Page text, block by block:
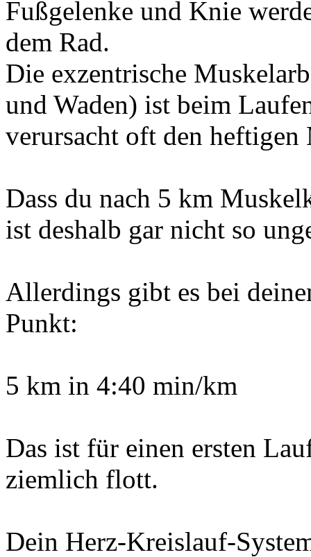
Fußgelenke und Knie
dem Rad.
Die exzentrische
und Waden) ist beim
verursacht oft den heftigen
Dass du nach 5 km
ist deshalb gar nicht so
Allerdings gibt es bei
Punkt:
5 km in 4:40 min/km
Das ist für einen ersten
ziemlich flott.
Dein Herz-Kreislauf-